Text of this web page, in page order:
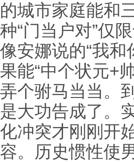
的城市家庭能和
种“门当户对”仅
像安娜说的“我
果能“中个状元+
弄个驸马当当。
是大功告成了。
化冲突才刚刚开
容。历史惯性使